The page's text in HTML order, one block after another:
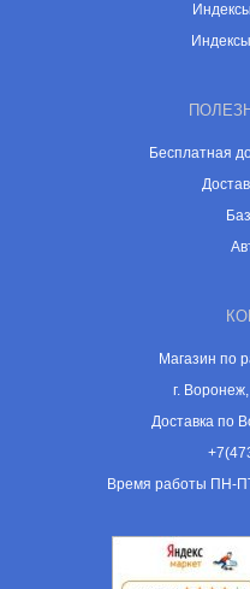
Бесплатная
Магазин по
г.
Доставка по
Время работы ПН-